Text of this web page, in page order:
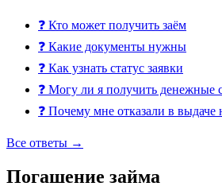
❓ Кто может получить заём
❓ Какие документы нужны
❓ Как узнать статус заявки
❓ Могу ли я получить денежные
❓ Почему мне отказали в выдаче
Все ответы →
Погашение займа